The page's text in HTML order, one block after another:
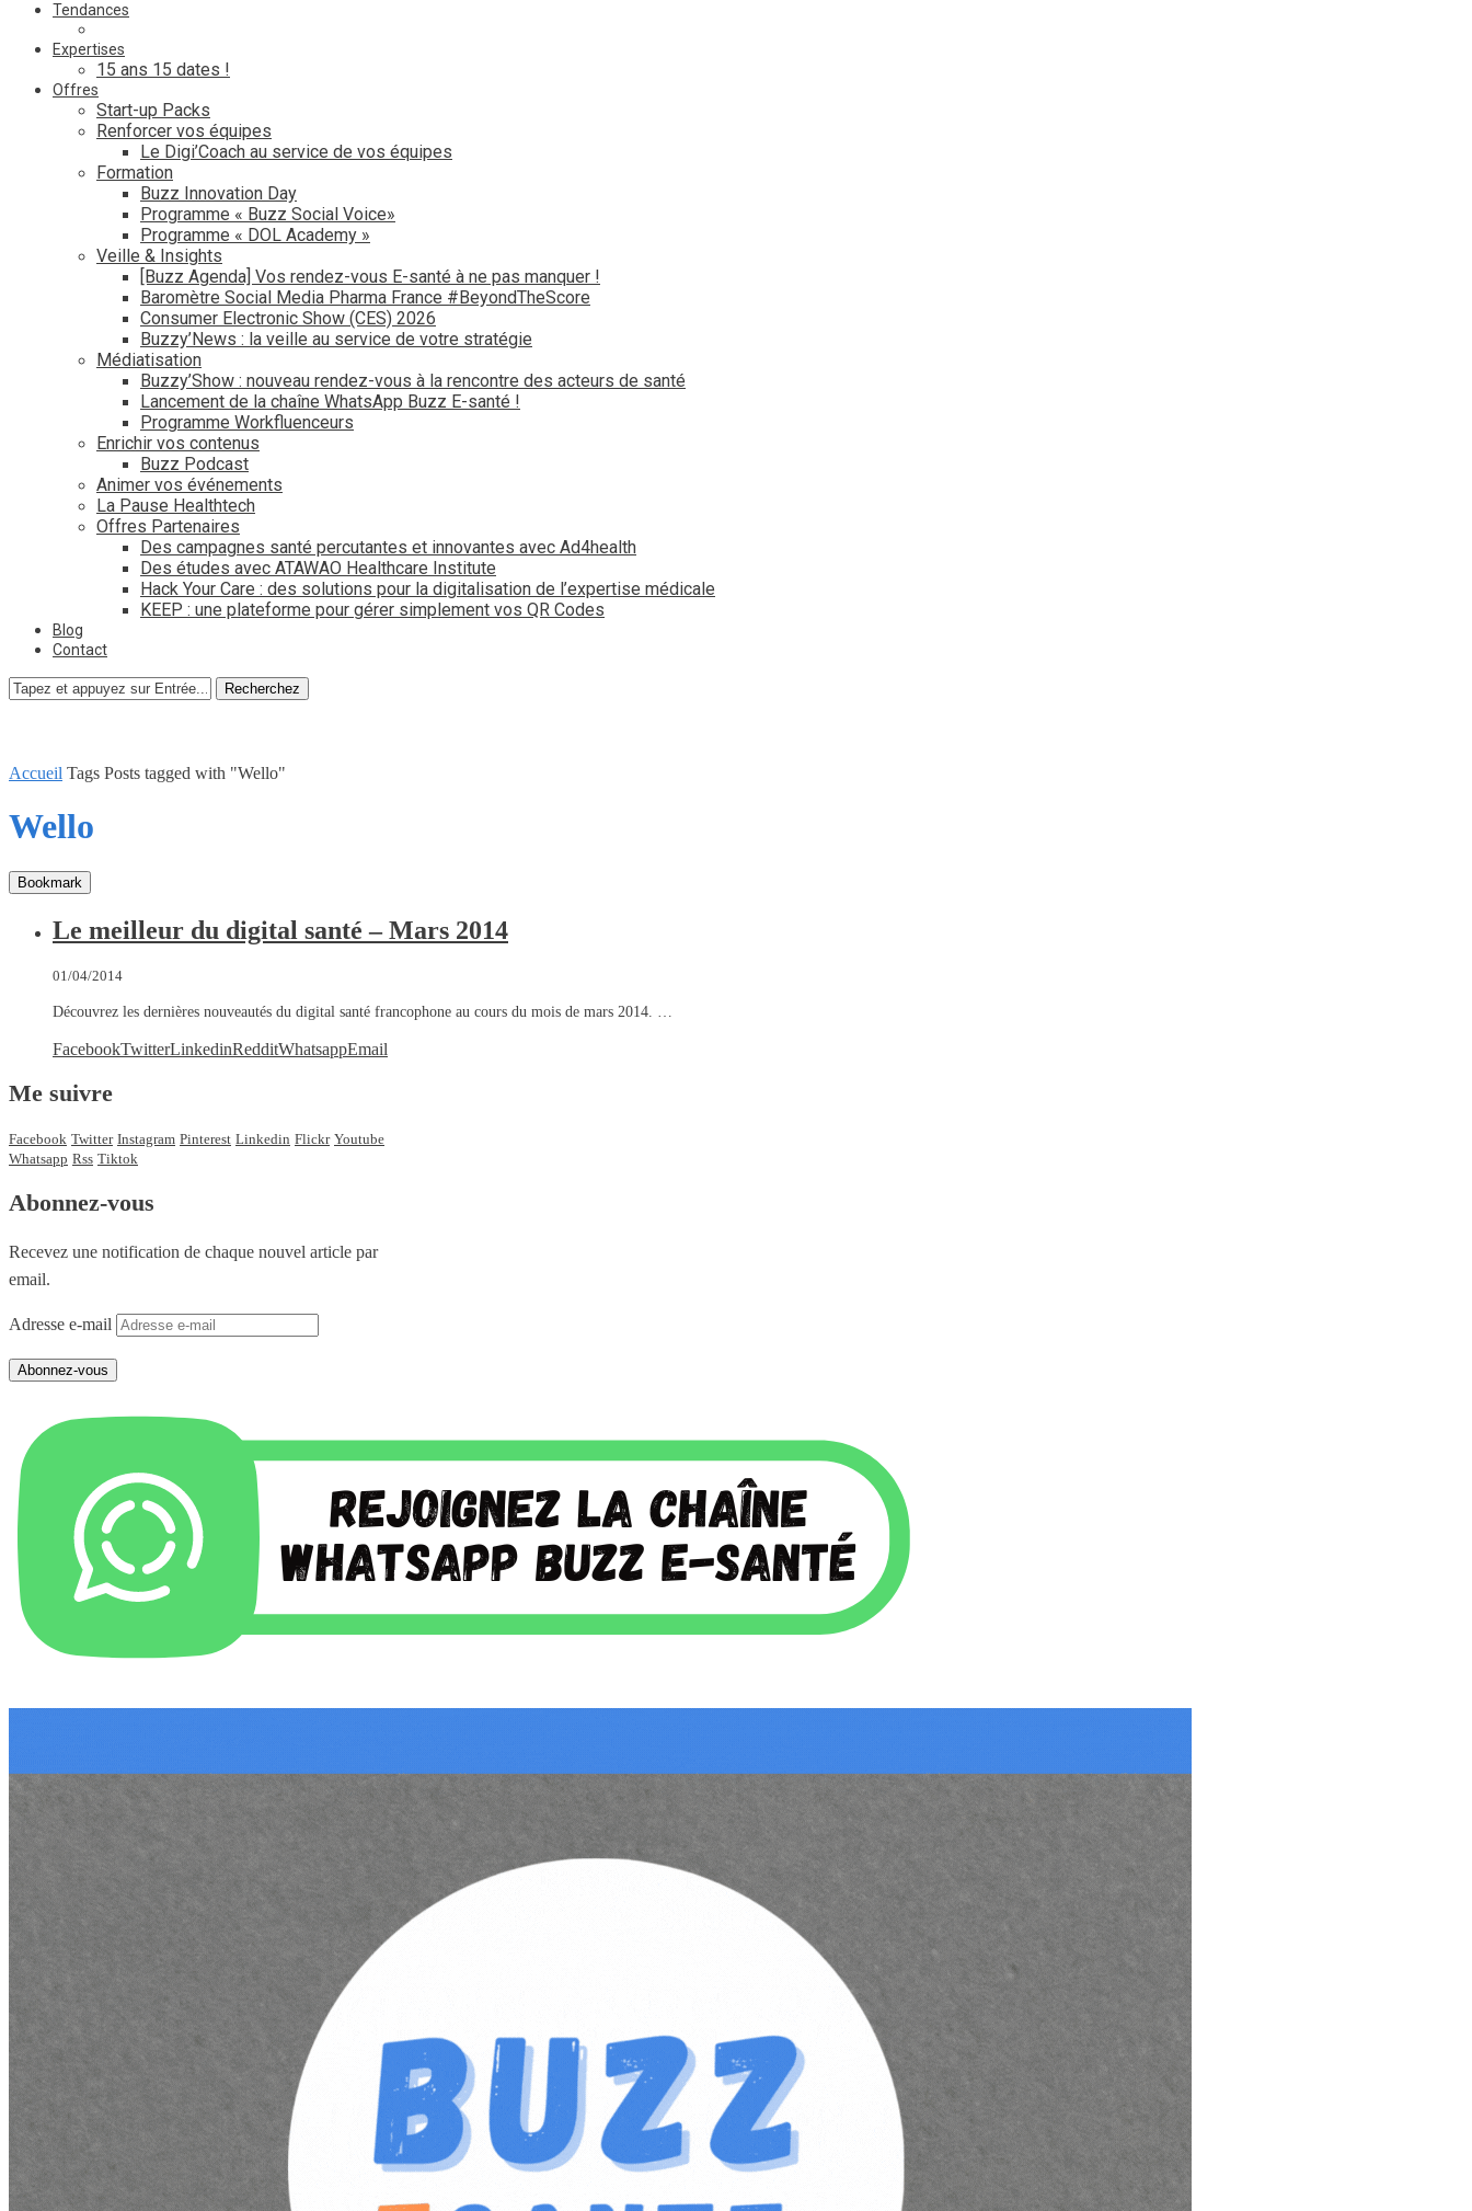
Tendances
Expertises
15 ans 15 dates !
Offres
Start-up Packs
Renforcer vos équipes
Le Digi’Coach au service de vos équipes
Formation
Buzz Innovation Day
Programme « Buzz Social Voice»
Programme « DOL Academy »
Veille & Insights
[Buzz Agenda] Vos rendez-vous E-santé à ne pas manquer !
Baromètre Social Media Pharma France #BeyondTheScore
Consumer Electronic Show (CES) 2026
Buzzy’News : la veille au service de votre stratégie
Médiatisation
Buzzy’Show : nouveau rendez-vous à la rencontre des acteurs de santé
Lancement de la chaîne WhatsApp Buzz E-santé !
Programme Workfluenceurs
Enrichir vos contenus
Buzz Podcast
Animer vos événements
La Pause Healthtech
Offres Partenaires
Des campagnes santé percutantes et innovantes avec Ad4health
Des études avec ATAWAO Healthcare Institute
Hack Your Care : des solutions pour la digitalisation de l’expertise médicale
KEEP : une plateforme pour gérer simplement vos QR Codes
Blog
Contact
Recherchez
Accueil Tags Posts tagged with "Wello"
Wello
Bookmark
Le meilleur du digital santé – Mars 2014
01/04/2014
Découvrez les dernières nouveautés du digital santé francophone au cours du mois de mars 2014. …
FacebookTwitterLinkedinRedditWhatsappEmail
Me suivre
Facebook Twitter Instagram Pinterest Linkedin Flickr Youtube
Whatsapp Rss Tiktok
Abonnez-vous
Recevez une notification de chaque nouvel article par
email.
Adresse e-mail
Abonnez-vous